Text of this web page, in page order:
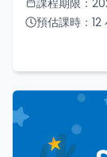
課程期限：
預估課時： 12